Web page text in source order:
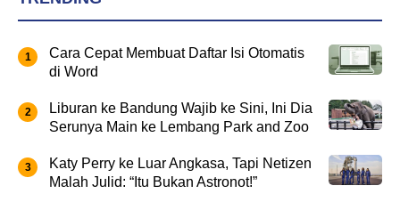
Cara Cepat Membuat Daftar Isi Otomatis
di Word
Liburan ke Bandung Wajib ke Sini, Ini Dia
Serunya Main ke Lembang Park and Zoo
Katy Perry ke Luar Angkasa, Tapi Netizen
Malah Julid: “Itu Bukan Astronot!”